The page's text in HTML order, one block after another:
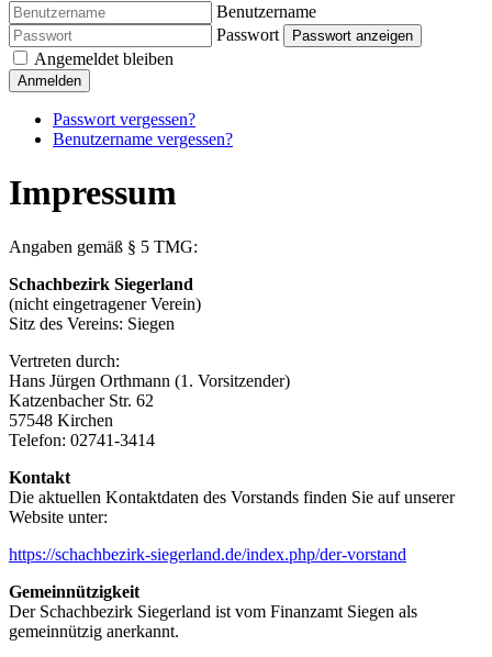
Benutzername
Passwort
Passwort anzeigen
Angemeldet bleiben
Anmelden
Passwort vergessen?
Benutzername vergessen?
Impressum
Angaben gemäß § 5 TMG:
Schachbezirk Siegerland
(nicht eingetragener Verein)
Sitz des Vereins: Siegen
Vertreten durch:
Hans Jürgen Orthmann (1. Vorsitzender)
Katzenbacher Str. 62
57548 Kirchen
Telefon: 02741-3414
Kontakt
Die aktuellen Kontaktdaten des Vorstands finden Sie auf unserer
Website unter:
https://schachbezirk-siegerland.de/index.php/der-vorstand
Gemeinnützigkeit
Der Schachbezirk Siegerland ist vom Finanzamt Siegen als
gemeinnützig anerkannt.